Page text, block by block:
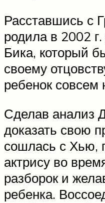
Расставшись с
родила в 2002
Бика, который
своему
ребенок совсем
Сделав анализ
доказать свою
сошлась с Хью,
актрису во
разборок и
ребенка.